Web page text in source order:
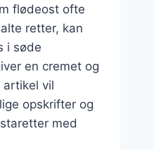
flødeost ofte
retter, kan
i søde
en cremet og
artikel vil
opskrifter og
med